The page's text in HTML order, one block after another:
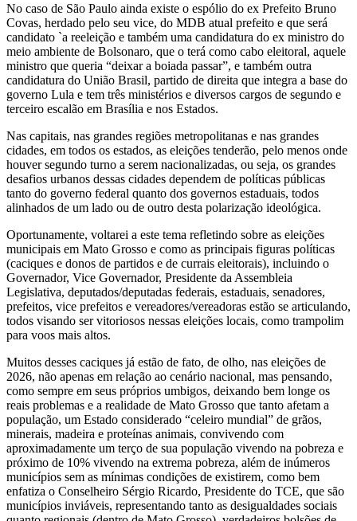
No caso de São Paulo ainda existe o espólio do ex Prefeito Bruno
Covas, herdado pelo seu vice, do MDB atual prefeito e que será
candidato `a reeleição e também uma candidatura do ex ministro do
meio ambiente de Bolsonaro, que o terá como cabo eleitoral, aquele
ministro que queria “deixar a boiada passar”, e também outra
candidatura do União Brasil, partido de direita que integra a base do
governo Lula e tem três ministérios e diversos cargos de segundo e
terceiro escalão em Brasília e nos Estados.
Nas capitais, nas grandes regiões metropolitanas e nas grandes
cidades, em todos os estados, as eleições tenderão, pelo menos onde
houver segundo turno a serem nacionalizadas, ou seja, os grandes
desafios urbanos dessas cidades dependem de políticas públicas
tanto do governo federal quanto dos governos estaduais, todos
alinhados de um lado ou de outro desta polarização ideológica.
Oportunamente, voltarei a este tema refletindo sobre as eleições
municipais em Mato Grosso e como as principais figuras políticas
(caciques e donos de partidos e de currais eleitorais), incluindo o
Governador, Vice Governador, Presidente da Assembleia
Legislativa, deputados/deputadas federais, estaduais, senadores,
prefeitos, vice prefeitos e vereadores/vereadoras estão se articulando,
todos visando ser vitoriosos nessas eleições locais, como trampolim
para voos mais altos.
Muitos desses caciques já estão de fato, de olho, nas eleições de
2026, não apenas em relação ao cenário nacional, mas pensando,
como sempre em seus próprios umbigos, deixando bem longe os
reais problemas e a realidade de Mato Grosso que tanto afetam a
população, um Estado considerado “celeiro mundial” de grãos,
minerais, madeira e proteínas animais, convivendo com
aproximadamente um terço de sua população vivendo na pobreza e
próximo de 10% vivendo na extrema pobreza, além de inúmeros
municípios sem as mínimas condições de existirem, como bem
enfatiza o Conselheiro Sérgio Ricardo, Presidente do TCE, que são
municípios inviáveis, representando tanto as desigualdades sociais